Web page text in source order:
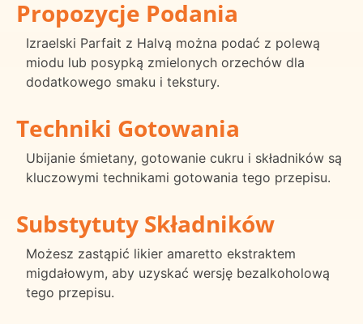
Propozycje Podania
Izraelski Parfait z Halvą można podać z polewą
miodu lub posypką zmielonych orzechów dla
dodatkowego smaku i tekstury.
Techniki Gotowania
Ubijanie śmietany, gotowanie cukru i składników są
kluczowymi technikami gotowania tego przepisu.
Substytuty Składników
Możesz zastąpić likier amaretto ekstraktem
migdałowym, aby uzyskać wersję bezalkoholową
tego przepisu.